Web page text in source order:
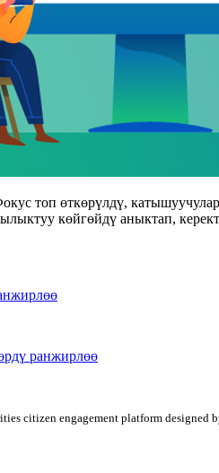
топ өткөрүлдү,
көйгөйдү аныктап,
ранжирлөө
citizen engagement platform